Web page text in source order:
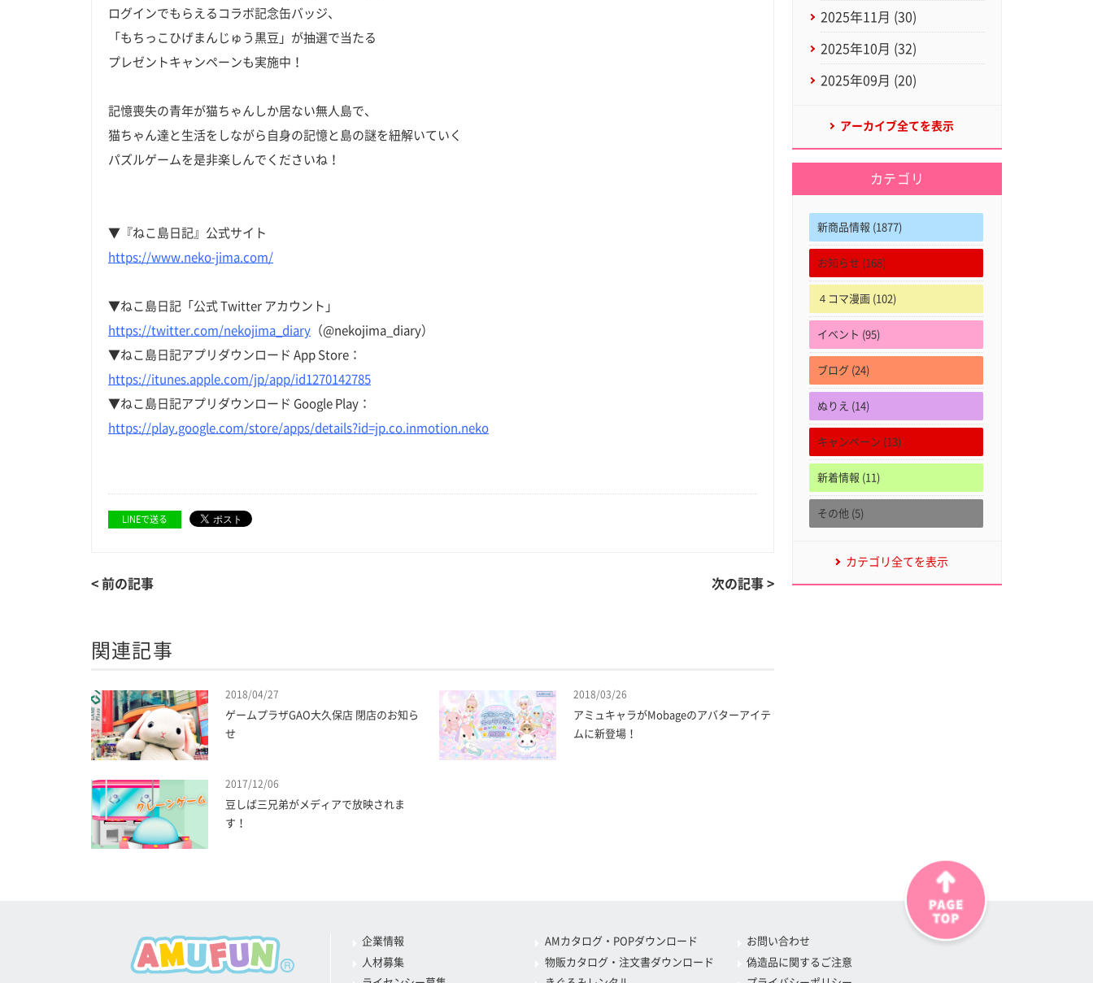
ログインでもらえるコラボ記念缶バッジ、
「もちっこひげまんじゅう黒豆」が抽選で当たる
プレゼントキャンペーンも実施中！
記憶喪失の青年が猫ちゃんしか居ない無人島で、
猫ちゃん達と生活をしながら自身の記憶と島の謎を紐解いていく
パズルゲームを是非楽しんでくださいね！
▼『ねこ島日記』公式サイト
https://www.neko-jima.com/
▼ねこ島日記「公式 Twitter アカウント」
https://twitter.com/nekojima_diary （@nekojima_diary）
▼ねこ島日記アプリダウンロード App Store：
https://itunes.apple.com/jp/app/id1270142785
▼ねこ島日記アプリダウンロード Google Play：
https://play.google.com/store/apps/details?id=jp.co.inmotion.neko
LINEで送る
< 前の記事 次の記事 >
関連記事
2018/04/27
ゲームプラザGAO大久保店 閉店のお知ら
せ
2018/03/26
アミュキャラがMobageのアバターアイテ
ムに新登場！
2017/12/06
豆しば三兄弟がメディアで放映されま
す！
2025年11月 (30)
2025年10月 (32)
2025年09月 (20)
アーカイブ全てを表示
カテゴリ
新商品情報 (1877)
お知らせ (168)
４コマ漫画 (102)
イベント (95)
ブログ (24)
ぬりえ (14)
キャンペーン (13)
新着情報 (11)
その他 (5)
カテゴリ全てを表示
企業情報
人材募集
AMカタログ・POPダウンロード
物販カタログ・注文書ダウンロード
お問い合わせ
偽造品に関するご注意